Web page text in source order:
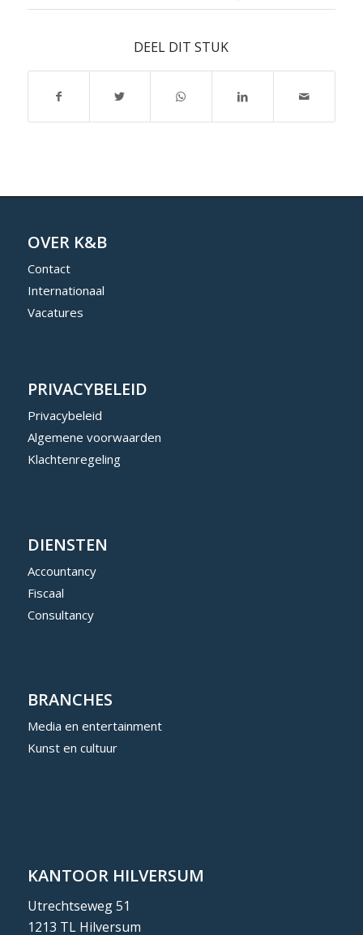
DEEL DIT STUK
OVER K&B
Contact
Internationaal
Vacatures
PRIVACYBELEID
Privacybeleid
Algemene voorwaarden
Klachtenregeling
DIENSTEN
Accountancy
Fiscaal
Consultancy
BRANCHES
Media en entertainment
Kunst en cultuur
KANTOOR HILVERSUM
Utrechtseweg 51
1213 TL Hilversum